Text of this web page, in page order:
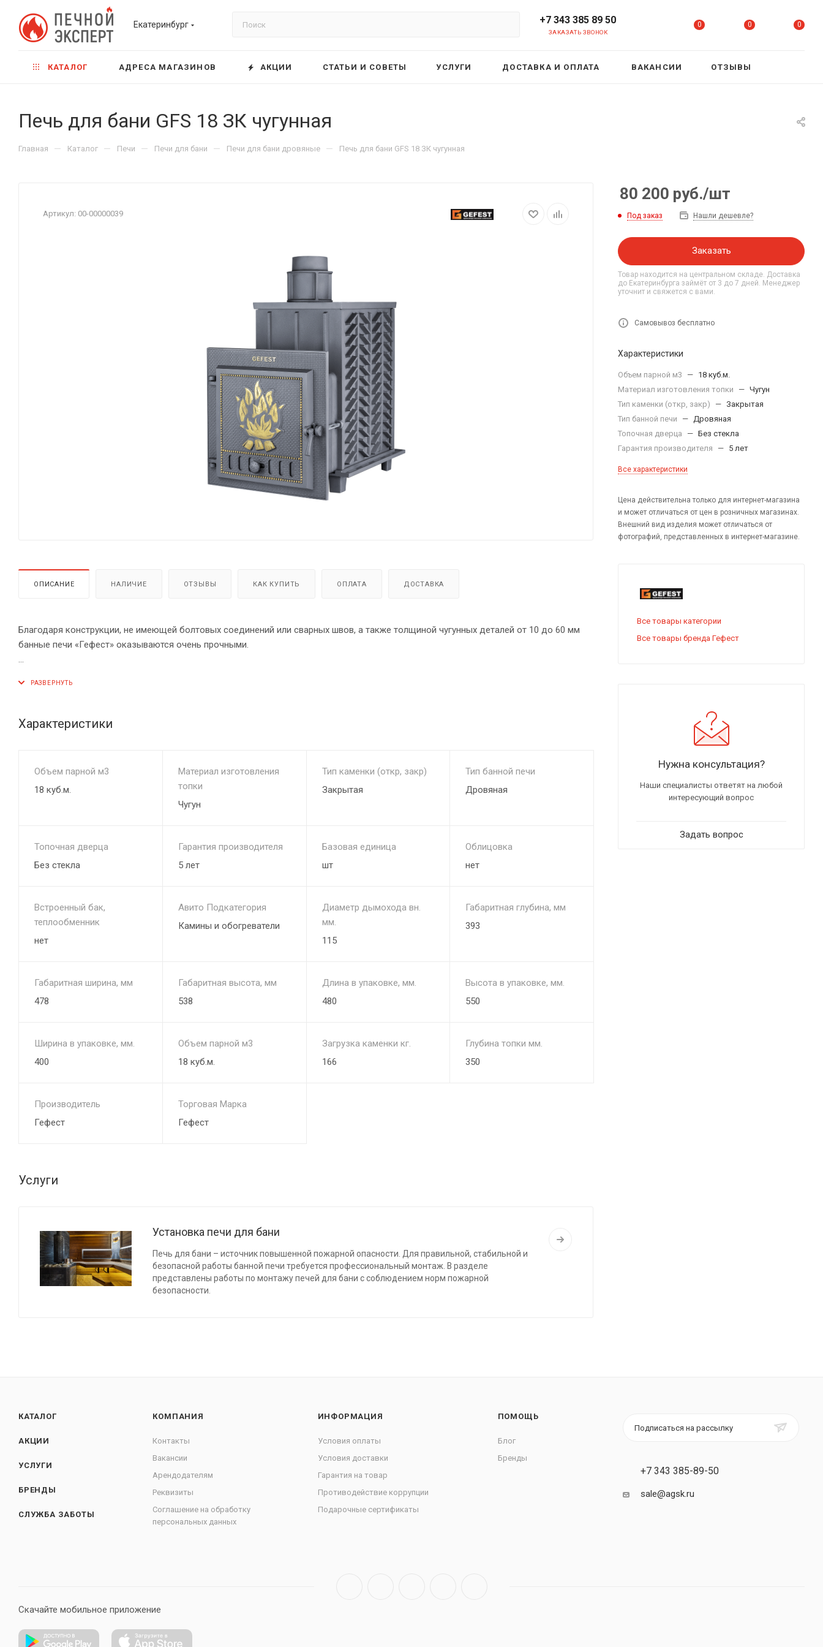
Екатеринбург +7 343 385 89 50
ЗАКАЗАТЬ ЗВОНОК
0 0 0
КАТАЛОГ АДРЕСА МАГАЗИНОВ АКЦИИ СТАТЬИ И СОВЕТЫ УСЛУГИ ДОСТАВКА И ОПЛАТА ВАКАНСИИ ОТЗЫВЫ
Печь для бани GFS 18 ЗК чугунная
Главная — Каталог — Печи — Печи для бани — Печи для бани дровяные — Печь для бани GFS 18 ЗК чугунная
Артикул: 00-00000039
ОПИСАНИЕ НАЛИЧИЕ ОТЗЫВЫ КАК КУПИТЬ ОПЛАТА ДОСТАВКА
Благодаря конструкции, не имеющей болтовых соединений или сварных швов, а также толщиной чугунных деталей от 10 до 60 мм
банные печи «Гефест» оказываются очень прочными.
помещении «эффект камина». Жаростойкое стекло Robax и уплотнение керамическим шнуром обеспечивают безопасную
труб и удлинителем топочного тоннеля для прохода через стены любой толщины.
мелкодисперсным лёгким паром.
С таким паром очень легко дышится при высоких температурах, в парной можно находиться с комфортом более продолжительное
Характеристики
Объем парной м3
18 куб.м.
Материал изготовления
топки
Чугун
Тип каменки (откр, закр)
Закрытая
Тип банной печи
Дровяная
Топочная дверца
Без стекла
Гарантия производителя
5 лет
Базовая единица
шт
Облицовка
нет
Встроенный бак,
теплообменник
нет
Авито Подкатегория
Камины и обогреватели
Диаметр дымохода вн.
мм.
115
Габаритная глубина, мм
393
Габаритная ширина, мм
478
Габаритная высота, мм
538
Длина в упаковке, мм.
480
Высота в упаковке, мм.
550
Ширина в упаковке, мм.
400
Объем парной м3
18 куб.м.
Загрузка каменки кг.
166
Глубина топки мм.
350
Производитель
Гефест
Торговая Марка
Гефест
Услуги
Установка печи для бани
Печь для бани – источник повышенной пожарной опасности. Для правильной, стабильной и
безопасной работы банной печи требуется профессиональный монтаж. В разделе
представлены работы по монтажу печей для бани с соблюдением норм пожарной
безопасности.
80 200 руб./шт
Под заказ Нашли дешевле?
Заказать
Товар находится на центральном складе. Доставка
до Екатеринбурга займёт от 3 до 7 дней. Менеджер
уточнит и свяжется с вами.
Самовывоз бесплатно
Характеристики
Объем парной м3 — 18 куб.м.
Материал изготовления топки
— Чугун
Тип каменки (откр, закр)
— Закрытая
Тип банной печи
— Дровяная
Топочная дверца
— Без стекла
Гарантия производителя
— 5 лет
Все характеристики
Цена действительна только для интернет-магазина
и может отличаться от цен в розничных магазинах.
Внешний вид изделия может отличаться от
фотографий, представленных в интернет-магазине.
Все товары категории
Все товары бренда Гефест
Нужна консультация?
Наши специалисты ответят на любой
интересующий вопрос
Задать вопрос
КАТАЛОГ
АКЦИИ
УСЛУГИ
БРЕНДЫ
СЛУЖБА ЗАБОТЫ
КОМПАНИЯ
Контакты
Вакансии
Арендодателям
Реквизиты
Соглашение на обработку
персональных данных
ИНФОРМАЦИЯ
Условия оплаты
Условия доставки
Гарантия на товар
Противодействие коррупции
Подарочные сертификаты
ПОМОЩЬ
Блог
Бренды
Подписаться на рассылку
+7 343 385-89-50
sale@agsk.ru
Скачайте мобильное приложение